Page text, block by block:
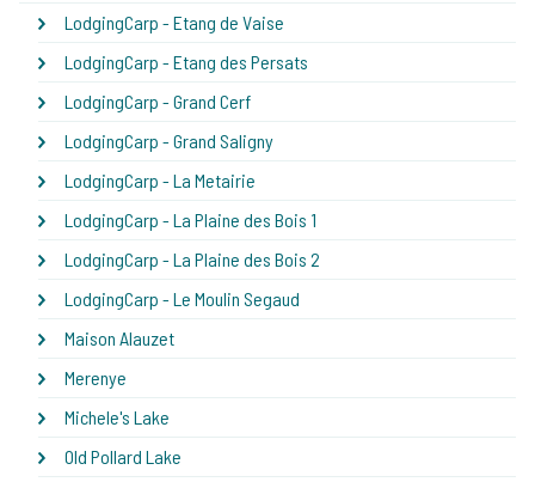
LodgingCarp - Etang de Vaise
LodgingCarp - Etang des Persats
LodgingCarp - Grand Cerf
LodgingCarp - Grand Saligny
LodgingCarp - La Metairie
LodgingCarp - La Plaine des Bois 1
LodgingCarp - La Plaine des Bois 2
LodgingCarp - Le Moulin Segaud
Maison Alauzet
Merenye
Michele's Lake
Old Pollard Lake